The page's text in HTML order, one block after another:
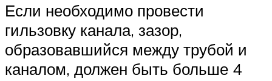
Если необходимо провести
гильзовку канала, зазор,
образовавшийся между трубой и
каналом, должен быть больше 4